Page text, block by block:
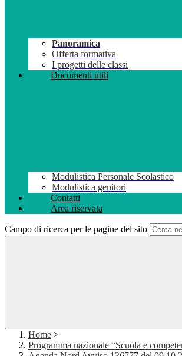
Panoramica
Offerta formativa
I progetti delle classi
Documenti utili
Modulistica Personale Scolastico
Modulistica genitori
Contatti
Area riservata
Campo di ricerca per le pagine del sito
Home >
Programma nazionale “Scuola e